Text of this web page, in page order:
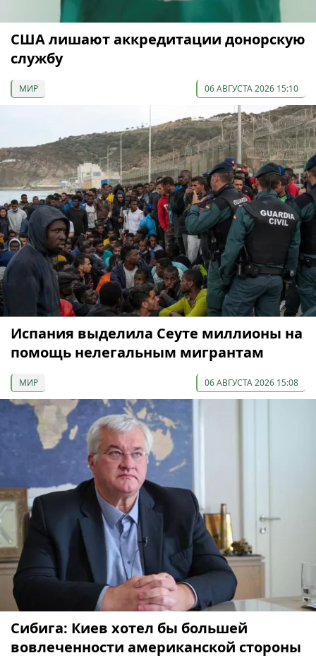
США лишают аккредитации донорскую
службу
МИР 06 АВГУСТА 2026 15:10
Испания выделила Сеуте миллионы на
помощь нелегальным мигрантам
МИР 06 АВГУСТА 2026 15:08
Сибига: Киев хотел бы большей
вовлеченности американской стороны